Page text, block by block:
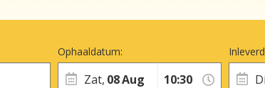
Ophaaldatum:
Zat, 08Aug